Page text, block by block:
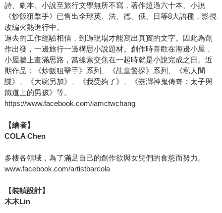
詩、劇本、小說至旅行文學無所不寫，著作超過六十本。小說
《炒飯狙擊手》已售出全球英、法、德、俄、日等8大語種，影視
改編火熱進行中。
過去的工作經驗相信，到過現場才能寫出真實的文字。因此為創
作出發，一邊旅行一邊構思小說題材。創作時喜歡在海邊小屋，
小屋牆上畫滿思路，當線索交焦在一起時就是小說完成之日。近
期作品：《炒飯狙擊手》系列、《乩童警探》系列、《私人間
諜》、《大碗另加》、《我受夠了》、《臺灣神鬼傳奇：太子與
鐵道上的男孩》等。
https://www.facebook.com/iamctwchang
【繪者】
COLA Chen
多棲各領域，為了滿足自己的創作欲與女兒們的食慾而努力。
www.facebook.com/artistbarcola
【裝幀設計】
木木Lin